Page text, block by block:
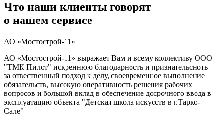
Что наши клиенты говорят
о нашем сервисе
АО «Мостострой-11»
АО «Мостострой-11» выражает Вам и всему коллективу ООО
"ТМК Пилот" искреннюю благодарность и признательсноть
за отвественный подход к делу, своевременное выполнение
обязательств, высокую оперативность решения рабочих
вопросов и большой вклад в обеспечение досрочного ввода в
эксплуатацию объекта "Детская школа искусств в г.Тарко-
Сале"